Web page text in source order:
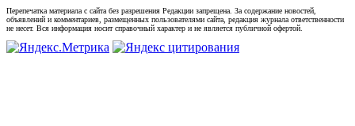
Перепечатка материала с сайта без разрешения Редакции запрещена. За содержание новостей,
объявлений и комментариев, размещенных пользователями сайта, редакция журнала ответственности
не несет. Вся информация носит справочный характер и не является публичной офертой.